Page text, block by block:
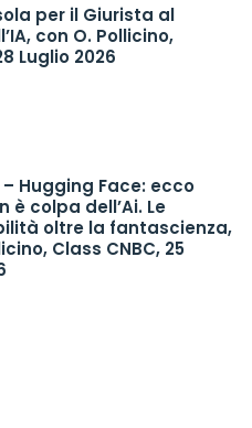
per il Giurista al
con O. Pollicino,
Luglio 2026
Hugging Face: ecco
è colpa dell’Ai. Le
oltre la fantascienza,
Class CNBC, 25